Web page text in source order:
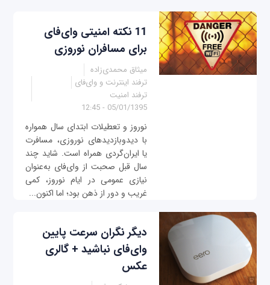
11 نکته امنیتی وای‌فای
برای مسافران نوروزی
میثاق محمدی‌زاده
ترفند اینترنت و وای‌فای
ترفند امنیت
05/01/1395 - 12:45
نوروز و تعطیلات ابتدای سال همواره
با دیدوبازدیدهای نوروزی، مسافرت
یا ایران‌گردی همراه است. شاید چند
سال قبل صحبت از وای‌فای به‌عنوان
نیازی عمومی در ایام نوروز، کمی
غریب و دور از ذهن بود؛ اما اکنون...
دیگر نگران سرعت پایین
وای‌فای نباشید + گالری
عکس